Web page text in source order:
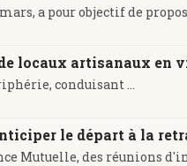
a pour objectif de
locaux artisanaux en
conduisant ...
le départ à la
Mutuelle, des réunions